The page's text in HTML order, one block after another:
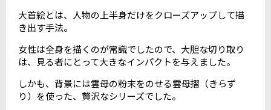
大首絵とは、人物の上半身だけをクローズアップして描
き出す手法。
女性は全身を描くのが常識でしたので、大胆な切り取り
は、見る者にとって大きなインパクトを与えました。
しかも、背景には雲母の粉末をのせる雲母摺（きらず
り）を使った、贅沢なシリーズでした。